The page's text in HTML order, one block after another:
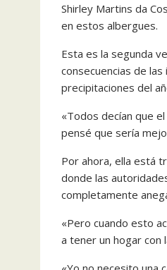
Shirley Martins da
en estos albergues.
Esta es la segunda
consecuencias de
precipitaciones del
«Todos decían que
pensé que sería
Por ahora, ella está
donde las
completamente
«Pero cuando esto
a tener un hogar con